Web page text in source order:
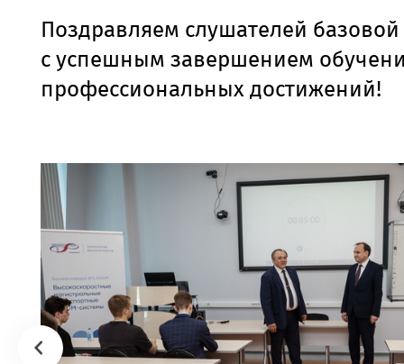
Поздравляем слушателей
с успешным завершением
профессиональных достижений!